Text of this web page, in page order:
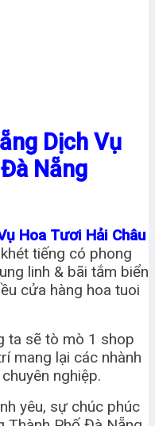
Dịch Vụ
Nẵng
Hoa Tươi Hải Châu
tiếng có phong
linh & bãi tắm biển
cửa hàng hoa tuoi
ta sẽ tò mò 1 shop
mang lại các nhành
nghiệp.
yêu, sự chúc phúc